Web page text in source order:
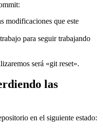
modificaciones que este
para seguir trabajando
será «git reset».
las
en el siguiente estado: